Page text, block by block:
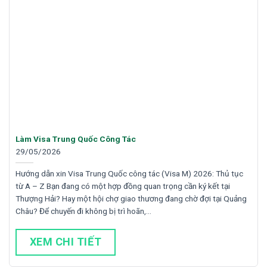
Làm Visa Trung Quốc Công Tác
29/05/2026
Hướng dẫn xin Visa Trung Quốc công tác (Visa M) 2026: Thủ tục
từ A – Z Bạn đang có một hợp đồng quan trọng cần ký kết tại
Thượng Hải? Hay một hội chợ giao thương đang chờ đợi tại Quảng
Châu? Để chuyến đi không bị trì hoãn,…
XEM CHI TIẾT